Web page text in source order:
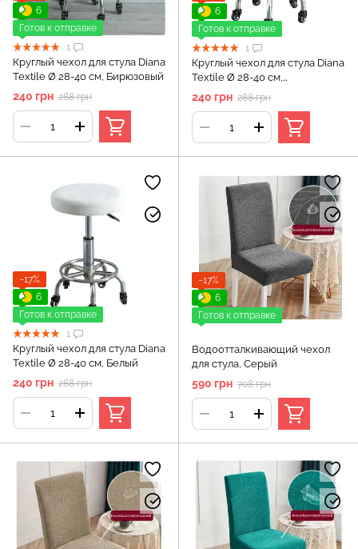
6
Готов к отправке
1
Круглый чехол для стула Diana
Textile Ø 28-40 см, Бирюзовый
240 грн 288 грн
6
Готов к отправке
1
Круглый чехол для стула Diana
Textile Ø 28-40 см,
Темно_синий
240 грн 288 грн
−17%
6
Готов к отправке
1
Круглый чехол для стула Diana
Textile Ø 28-40 см, Белый
240 грн 288 грн
−17%
6
Готов к отправке
Водоотталкивающий чехол
для стула, Серый
590 грн 708 грн